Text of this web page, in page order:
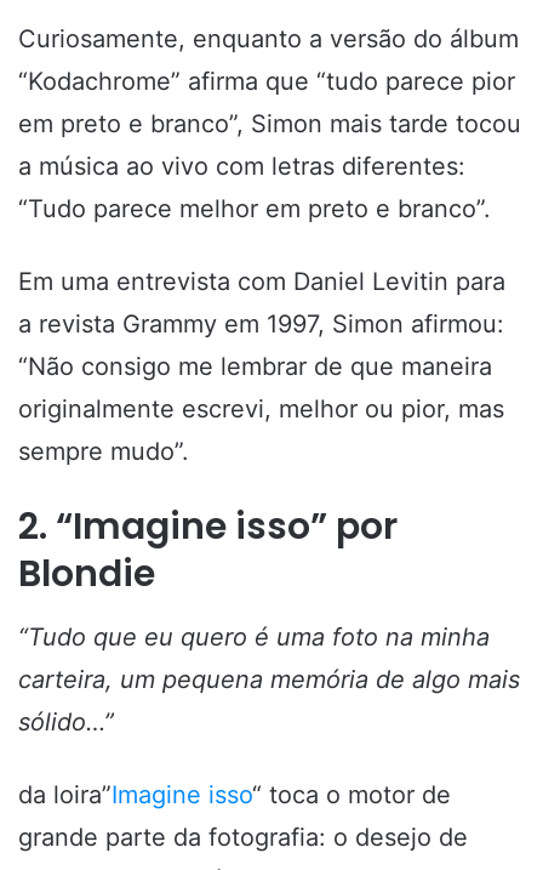
Curiosamente, enquanto a versão do álbum
“Kodachrome” afirma que “tudo parece pior
em preto e branco”, Simon mais tarde tocou
a música ao vivo com letras diferentes:
“Tudo parece melhor em preto e branco”.
Em uma entrevista com Daniel Levitin para
a revista Grammy em 1997, Simon afirmou:
“Não consigo me lembrar de que maneira
originalmente escrevi, melhor ou pior, mas
sempre mudo”.
2. “Imagine isso” por
Blondie
“Tudo que eu quero é uma foto na minha
carteira, um pequena memória de algo mais
sólido…”
da loira”Imagine isso“ toca o motor de
grande parte da fotografia: o desejo de